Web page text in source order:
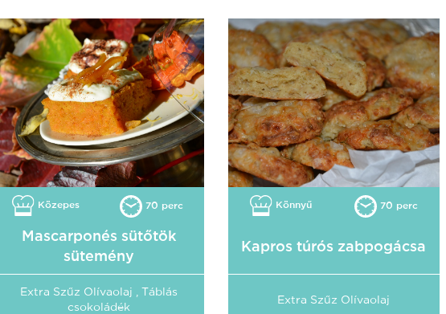
Közepes 70 perc
Mascarponés sütőtök
sütemény
Extra Szűz Olívaolaj , Táblás
csokoládék
Könnyű 70 perc
Kapros túrós zabpogácsa
Extra Szűz Olívaolaj